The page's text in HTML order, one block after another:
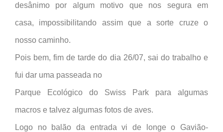
desânimo por algum motivo que nos segura em
casa, impossibilitando assim que a sorte cruze o
nosso caminho.
Pois bem, fim de tarde do dia 26/07, sai do trabalho e
fui dar uma passeada no
Parque Ecológico do Swiss Park para algumas
macros e talvez algumas fotos de aves.
Logo no balão da entrada vi de longe o Gavião-